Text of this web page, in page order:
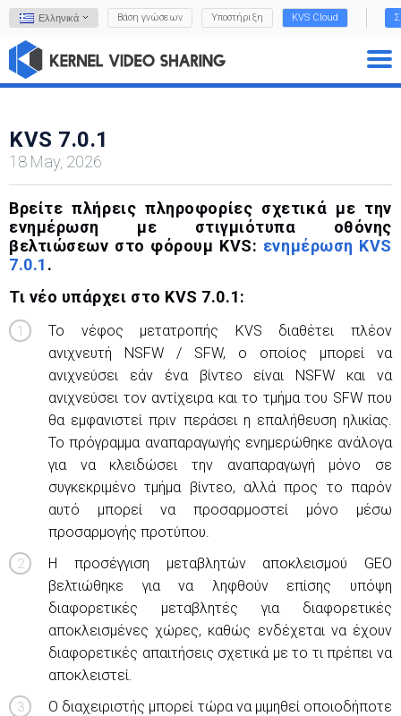
Ελληνικά Βάση γνώσεων Υποστήριξη KVS Cloud
KVS 7.0.1
18 May, 2026
Βρείτε πλήρεις πληροφορίες σχετικά με την
ενημέρωση με στιγμιότυπα οθόνης
βελτιώσεων στο φόρουμ KVS: ενημέρωση KVS
7.0.1 .
Τι νέο υπάρχει στο KVS 7.0.1:
Το νέφος μετατροπής KVS διαθέτει πλέον
ανιχνευτή NSFW / SFW, ο οποίος μπορεί να
ανιχνεύσει εάν ένα βίντεο είναι NSFW και να
ανιχνεύσει τον αντίχειρα και το τμήμα του SFW που
θα εμφανιστεί πριν περάσει η επαλήθευση ηλικίας.
Το πρόγραμμα αναπαραγωγής ενημερώθηκε ανάλογα
για να κλειδώσει την αναπαραγωγή μόνο σε
συγκεκριμένο τμήμα βίντεο, αλλά προς το παρόν
αυτό μπορεί να προσαρμοστεί μόνο μέσω
προσαρμογής προτύπου.
Η προσέγγιση μεταβλητών αποκλεισμού GEO
βελτιώθηκε για να ληφθούν επίσης υπόψη
διαφορετικές μεταβλητές για διαφορετικές
αποκλεισμένες χώρες, καθώς ενδέχεται να έχουν
διαφορετικές απαιτήσεις σχετικά με το τι πρέπει να
αποκλειστεί.
Ο διαχειριστής μπορεί τώρα να μιμηθεί οποιοδήποτε